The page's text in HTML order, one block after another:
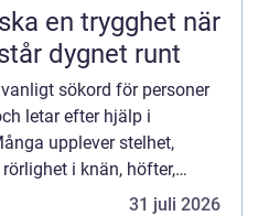
när
dygnet runt
sökord för personer
letar efter hjälp i
upplever stelhet,
i knän, höfter,
inte vilken typ av vård
31 juli 2026